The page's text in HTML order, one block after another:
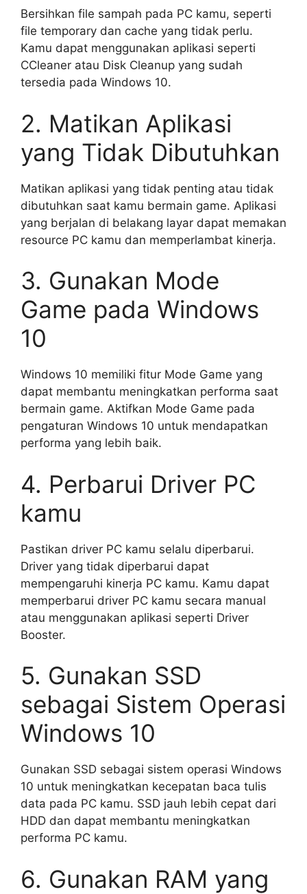
Bersihkan file sampah pada PC kamu, seperti
file temporary dan cache yang tidak perlu.
Kamu dapat menggunakan aplikasi seperti
CCleaner atau Disk Cleanup yang sudah
tersedia pada Windows 10.
2. Matikan Aplikasi
yang Tidak Dibutuhkan
Matikan aplikasi yang tidak penting atau tidak
dibutuhkan saat kamu bermain game. Aplikasi
yang berjalan di belakang layar dapat memakan
resource PC kamu dan memperlambat kinerja.
3. Gunakan Mode
Game pada Windows
10
Windows 10 memiliki fitur Mode Game yang
dapat membantu meningkatkan performa saat
bermain game. Aktifkan Mode Game pada
pengaturan Windows 10 untuk mendapatkan
performa yang lebih baik.
4. Perbarui Driver PC
kamu
Pastikan driver PC kamu selalu diperbarui.
Driver yang tidak diperbarui dapat
mempengaruhi kinerja PC kamu. Kamu dapat
memperbarui driver PC kamu secara manual
atau menggunakan aplikasi seperti Driver
Booster.
5. Gunakan SSD
sebagai Sistem Operasi
Windows 10
Gunakan SSD sebagai sistem operasi Windows
10 untuk meningkatkan kecepatan baca tulis
data pada PC kamu. SSD jauh lebih cepat dari
HDD dan dapat membantu meningkatkan
performa PC kamu.
6. Gunakan RAM yang